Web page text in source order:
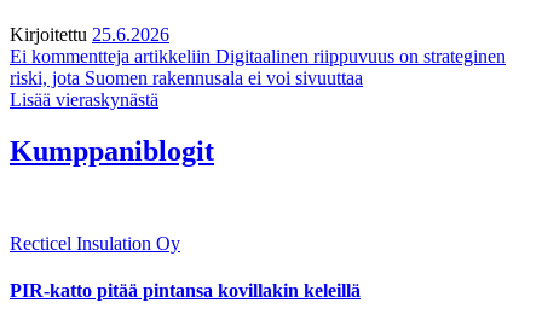
Kirjoitettu 25.6.2026
Ei kommentteja artikkeliin Digitaalinen riippuvuus on strateginen
riski, jota Suomen rakennusala ei voi sivuuttaa
Lisää vieraskynästä
Kumppaniblogit
Recticel Insulation Oy
PIR-katto pitää pintansa kovillakin keleillä